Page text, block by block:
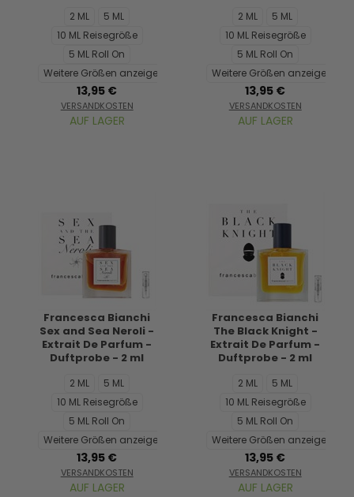
2 ML
5 ML
10 ML Reisegröße
5 ML Roll On
Weitere Größen anzeigen...
13,95 €
VERSANDKOSTEN
AUF LAGER
2 ML
5 ML
10 ML Reisegröße
5 ML Roll On
Weitere Größen anzeigen...
13,95 €
VERSANDKOSTEN
AUF LAGER
Francesca Bianchi
Sex and Sea Neroli -
Extrait De Parfum -
Duftprobe - 2 ml
2 ML
5 ML
10 ML Reisegröße
5 ML Roll On
Weitere Größen anzeigen...
13,95 €
VERSANDKOSTEN
AUF LAGER
Francesca Bianchi
The Black Knight -
Extrait De Parfum -
Duftprobe - 2 ml
2 ML
5 ML
10 ML Reisegröße
5 ML Roll On
Weitere Größen anzeigen...
13,95 €
VERSANDKOSTEN
AUF LAGER